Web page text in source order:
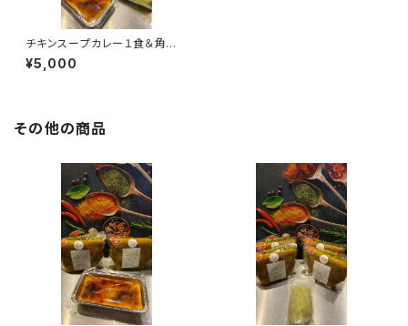
チキンスープカレー１食＆角煮
スープカレー１食＆海老出汁チ
キンスープカレー１食＆カタラー
¥5,000
その他の商品